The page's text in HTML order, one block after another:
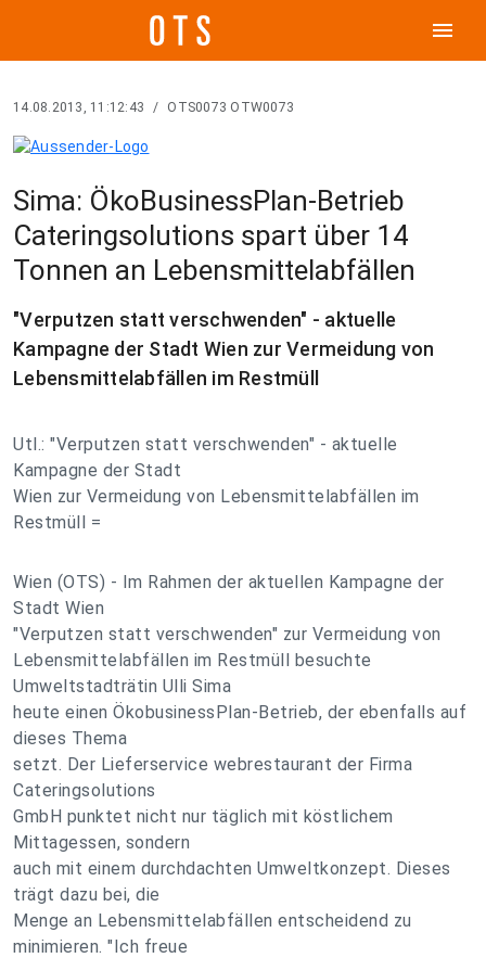
menu
14.08.2013, 11:12:43 / OTS0073 OTW0073
Sima: ÖkoBusinessPlan-Betrieb
Cateringsolutions spart über 14
Tonnen an Lebensmittelabfällen
"Verputzen statt verschwenden" - aktuelle
Kampagne der Stadt Wien zur Vermeidung von
Lebensmittelabfällen im Restmüll
Utl.: "Verputzen statt verschwenden" - aktuelle
Kampagne der Stadt
Wien zur Vermeidung von Lebensmittelabfällen im
Restmüll =
Wien (OTS) - Im Rahmen der aktuellen Kampagne der
Stadt Wien
"Verputzen statt verschwenden" zur Vermeidung von
Lebensmittelabfällen im Restmüll besuchte
Umweltstadträtin Ulli Sima
heute einen ÖkobusinessPlan-Betrieb, der ebenfalls auf
dieses Thema
setzt. Der Lieferservice webrestaurant der Firma
Cateringsolutions
GmbH punktet nicht nur täglich mit köstlichem
Mittagessen, sondern
auch mit einem durchdachten Umweltkonzept. Dieses
trägt dazu bei, die
Menge an Lebensmittelabfällen entscheidend zu
minimieren. "Ich freue